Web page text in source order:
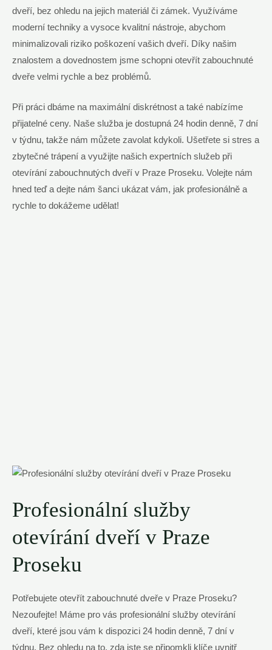
dveří, bez ohledu na jejich materiál či zámek. Využíváme
moderní techniky a vysoce kvalitní nástroje, abychom
minimalizovali riziko poškození vašich dveří. Díky našim
znalostem a dovednostem jsme schopni otevřít zabouchnuté
dveře velmi rychle a bez problémů.
Při práci dbáme na maximální diskrétnost a také nabízíme
přijatelné ceny. Naše služba je dostupná 24 hodin denně, 7 dní
v týdnu, takže nám můžete zavolat kdykoli. Ušetřete si stres a
zbytečné trápení a využijte našich expertních služeb při
otevírání zabouchnutých dveří v Praze Proseku. Volejte nám
hned teď a dejte nám šanci ukázat vám, jak profesionálně a
rychle to dokážeme udělat!
Profesionální služby
otevírání dveří v Praze
Proseku
Potřebujete otevřít zabouchnuté dveře v Praze Proseku?
Nezoufejte! Máme pro vás profesionální služby otevírání
dveří, které jsou vám k dispozici 24 hodin denně, 7 dní v
týdnu. Bez ohledu na to, zda jste se připomkli klíče uvnitř